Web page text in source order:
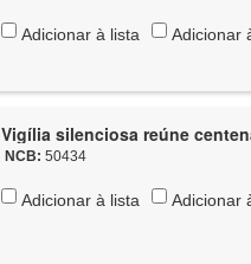
Adicionar à lista Adicionar
Vigília silenciosa reúne
NCB:50434
Adicionar à lista Adicionar